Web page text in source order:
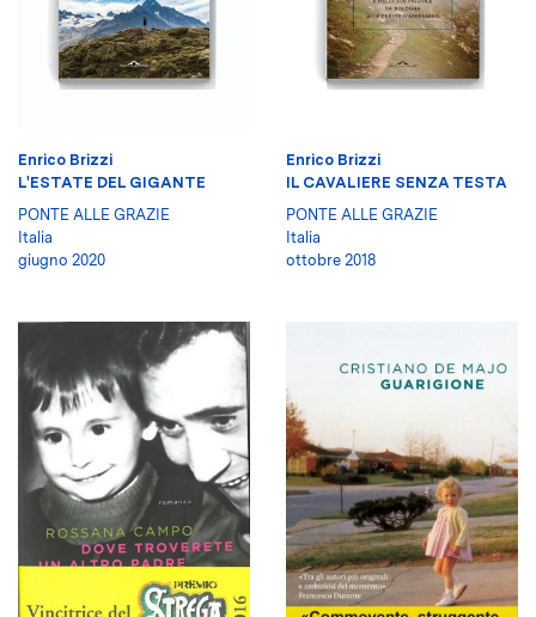
Enrico Brizzi
L'ESTATE DEL GIGANTE
PONTE ALLE GRAZIE
Italia
giugno 2020
Enrico Brizzi
IL CAVALIERE SENZA TESTA
PONTE ALLE GRAZIE
Italia
ottobre 2018